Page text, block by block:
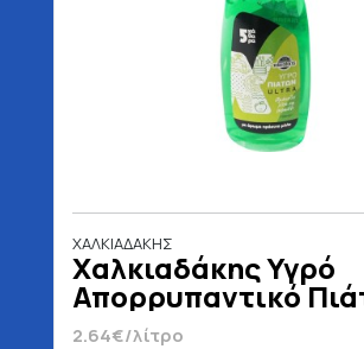
ΧΑΛΚΙΑΔΑΚΗΣ
Χαλκιαδάκης Υγρό
Απορρυπαντικό
Πράσινο Μήλο 750 ml
2.64€/λίτρο